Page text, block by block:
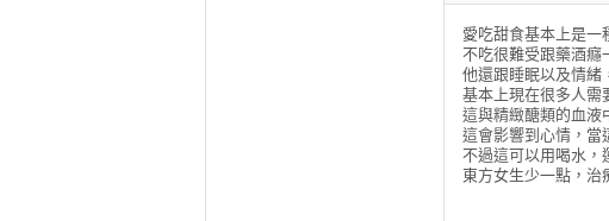
愛吃甜食基本上是一
不吃很難受跟藥酒癮
他還跟睡眠以及情緒
基本上現在很多人需
這與精緻醣類的血液
這會影響到心情，當
不過這可以用喝水，
東方女生少一點，治